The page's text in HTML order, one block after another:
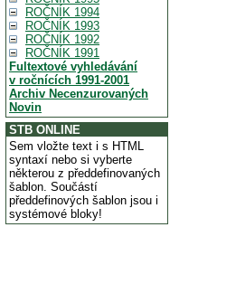
ROČNÍK 1994
ROČNÍK 1993
ROČNÍK 1992
ROČNÍK 1991
Fultextové vyhledávání
v ročnících 1991-2001
Archiv Necenzurovaných
Novin
STB ONLINE
Sem vložte text i s HTML
syntaxí nebo si vyberte
některou z předdefinovaných
šablon. Součástí
předdefinových šablon jsou i
systémové bloky!